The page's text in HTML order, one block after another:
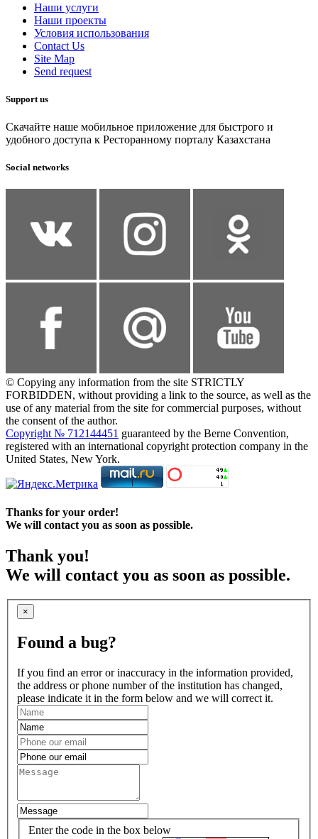
Наши услуги
Наши проекты
Условия использования
Contact Us
Site Map
Send request
Support us
Скачайте наше мобильное приложение для быстрого и
удобного доступа к Ресторанному порталу Казахстана
Social networks
© Copying any information from the site STRICTLY
FORBIDDEN, without providing a link to the source, as well as the
use of any material from the site for commercial purposes, without
the consent of the author.
Copyright № 712144451 guaranteed by the Berne Convention,
registered with an international copyright protection company in the
United States, New York.
Thanks for your order!
We will contact you as soon as possible.
Thank you!
We will contact you as soon as possible.
×
Found a bug?
If you find an error or inaccuracy in the information provided,
the address or phone number of the institution has changed,
please indicate it in the form below and we will correct it.
Enter the code in the box below